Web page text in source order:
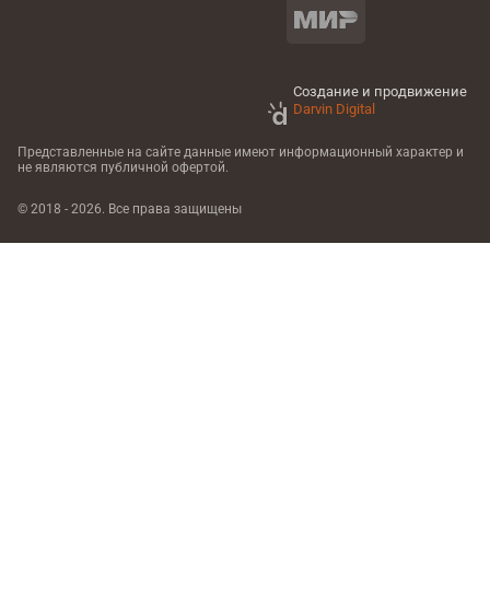
Создание и продвижение
Darvin Digital
Представленные на сайте данные имеют информационный характер и
не являются публичной офертой.
© 2018 - 2026. Все права защищены